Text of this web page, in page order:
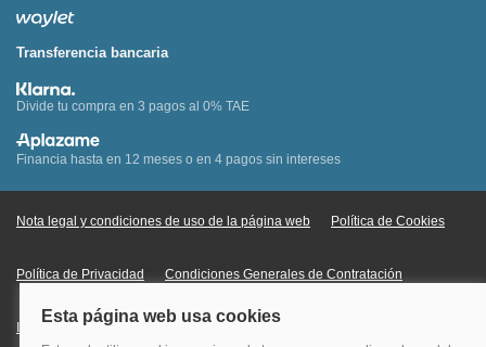
Transferencia bancaria
Divide tu compra en 3 pagos al 0% TAE
Financia hasta en 12 meses o en 4 pagos sin intereses
Nota legal y condiciones de uso de la página web Política de Cookies
Política de Privacidad Condiciones Generales de Contratación
Información Legal sobre Mercados en Línea